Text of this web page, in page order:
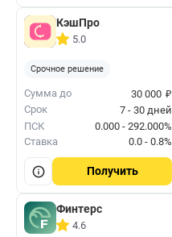
КэшПро
5.0
Срочное решение
Сумма до 30 000 ₽
Срок
7 - 30 дней
ПСК
0.000 - 292.000%
Ставка
0.0 - 0.8%
Получить
Финтерс
4.6